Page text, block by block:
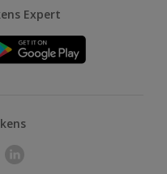
Expert